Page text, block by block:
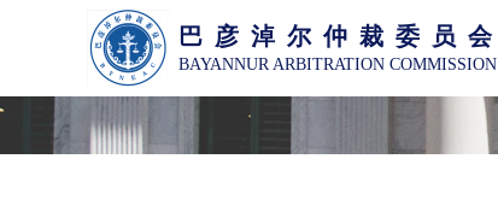
巴 彦 淖 尔 仲 裁 委 员 会
BAYANNUR ARBITRATION COMMISSION